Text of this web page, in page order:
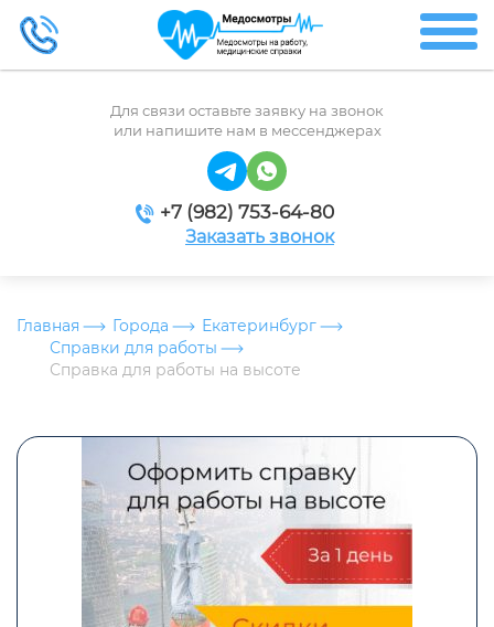
Для связи оставьте заявку на звонок
или напишите нам в мессенджерах
+7 (982) 753-64-80
Заказать звонок
Главная Города
Екатеринбург
Справки для работы
Справка для работы на высоте